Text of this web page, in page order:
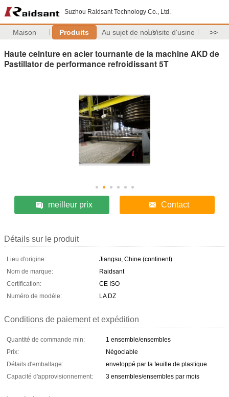
Suzhou Raidsant Technology Co., Ltd.
Maison Produits Au sujet de nousVisite d'usine >>
Haute ceinture en acier tournante de la machine AKD de
Pastillator de performance refroidissant 5T
meilleur prix Contact
Détails sur le produit
Lieu d'origine:
Jiangsu, Chine (continent)
Nom de marque:
Raidsant
Certification:
CE ISO
Numéro de modèle:
LA DZ
Conditions de paiement et expédition
Quantité de commande min:
1 ensemble/ensembles
Prix:
Négociable
Détails d'emballage:
enveloppé par la feuille de plastique
Capacité d'approvisionnement:
3 ensembles/ensembles par mois